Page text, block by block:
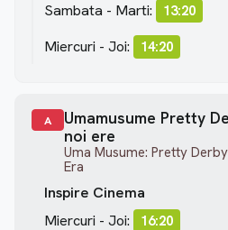
Sambata - Marti:
13:20
Miercuri - Joi: 14:20
A
Umamusume Pretty
noi ere
Uma Musume: Pretty
Era
Inspire Cinema
Miercuri - Joi:
16:20